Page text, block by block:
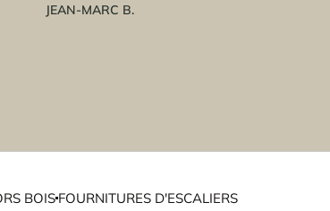
JEAN-MARC B.
BOISFOURNITURES D'ESCALIERS